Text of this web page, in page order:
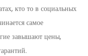
кто то в социальных
самое
завышают цены,